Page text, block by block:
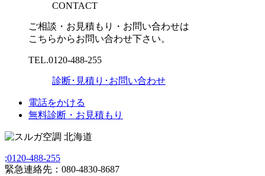
CONTACT
ご相談・お見積もり・お問い合わせは
こちらからお問い合わせ下さい。
TEL.0120-488-255
診断･見積り･お問い合わせ
電話をかける
無料診断・お見積もり
;0120-488-255
緊急連絡先：080-4830-8687